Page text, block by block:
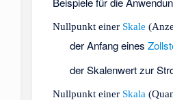
Nullpunkt einer Skale
der Anfang eines
der Skalenwert zur
Nullpunkt einer Skala